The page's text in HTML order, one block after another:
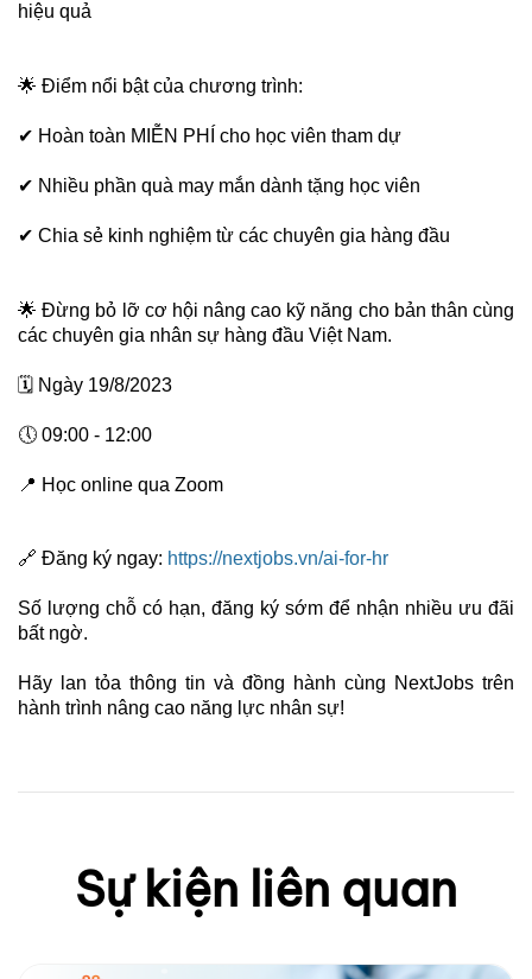
hiệu quả
🌟 Điểm nổi bật của chương trình:
✔ Hoàn toàn MIỄN PHÍ cho học viên tham dự
✔ Nhiều phần quà may mắn dành tặng học viên
✔ Chia sẻ kinh nghiệm từ các chuyên gia hàng đầu
🌟 Đừng bỏ lỡ cơ hội nâng cao kỹ năng cho bản thân cùng
các chuyên gia nhân sự hàng đầu Việt Nam.
🗓 Ngày 19/8/2023
🕔 09:00 - 12:00
📍 Học online qua Zoom
🔗 Đăng ký ngay: https://nextjobs.vn/ai-for-hr
Số lượng chỗ có hạn, đăng ký sớm để nhận nhiều ưu đãi
bất ngờ.
Hãy lan tỏa thông tin và đồng hành cùng NextJobs trên
hành trình nâng cao năng lực nhân sự!
Sự kiện liên quan